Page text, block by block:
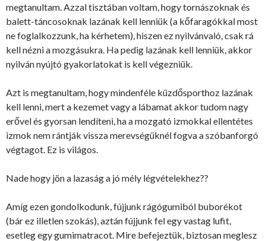
megtanultam. Azzal tisztában voltam, hogy tornászoknak és
balett-táncosoknak lazának kell lenniük (a kőfaragókkal most
ne foglalkozzunk, ha kérhetem), hiszen ez nyilvánvaló, csak rá
kell nézni a mozgásukra. Ha pedig lazának kell lenniük, akkor
nyilván nyújtó gyakorlatokat is kell végezniük.
Azt is megtanultam, hogy mindenféle küzdősporthoz lazának
kell lenni, mert a kezemet vagy a lábamat akkor tudom nagy
erővel és gyorsan lendíteni, ha a mozgató izmokkal ellentétes
izmok nem rántják vissza merevségüknél fogva a szóbanforgó
végtagot. Ez is világos.
Nade hogy jön a lazaság a jó mély légvételekhez??
Amíg ezen gondolkodunk, fújjunk rágógumiból buborékot
(bár ez illetlen szokás), aztán fújjunk fel egy vastag lufit,
esetleg egy gumimatracot. Mire befejeztük, biztosan meglesz